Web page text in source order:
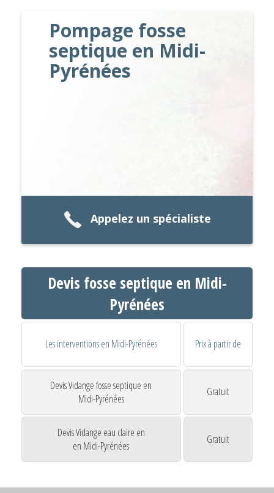
Pompage fosse
septique en Midi-
Pyrénées
Appelez un spécialiste
Devis fosse septique en Midi-
Pyrénées
Les interventions en Midi-Pyrénées Prix à partir de
Devis Vidange fosse septique en
Midi-Pyrénées
Gratuit
Devis Vidange eau claire en
en Midi-Pyrénées
Gratuit